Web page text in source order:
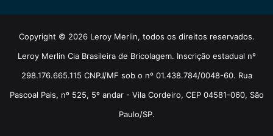
Copyright © 2026 Leroy Merlin, todos os direitos reservados.
Leroy Merlin Cia Brasileira de Bricolagem. Inscrição estadual nº
298.176.665.115 CNPJ/MF sob o nº 01.438.784/0048-60. Rua
Pascoal Pais, nº 525, 5º andar - Vila Cordeiro, CEP 04581-060, São
Paulo/SP.